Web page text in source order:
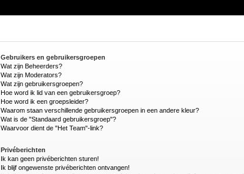
Gebruikers en gebruikersgroepen
Wat zijn Beheerders?
Wat zijn Moderators?
Wat zijn gebruikersgroepen?
Hoe word ik lid van een gebruikersgroep?
Hoe word ik een groepsleider?
Waarom staan verschillende gebruikersgroepen in een andere kleur?
Wat is de "Standaard gebruikersgroep"?
Waarvoor dient de "Het Team"-link?
Privéberichten
Ik kan geen privéberichten sturen!
Ik blijf ongewenste privéberichten ontvangen!